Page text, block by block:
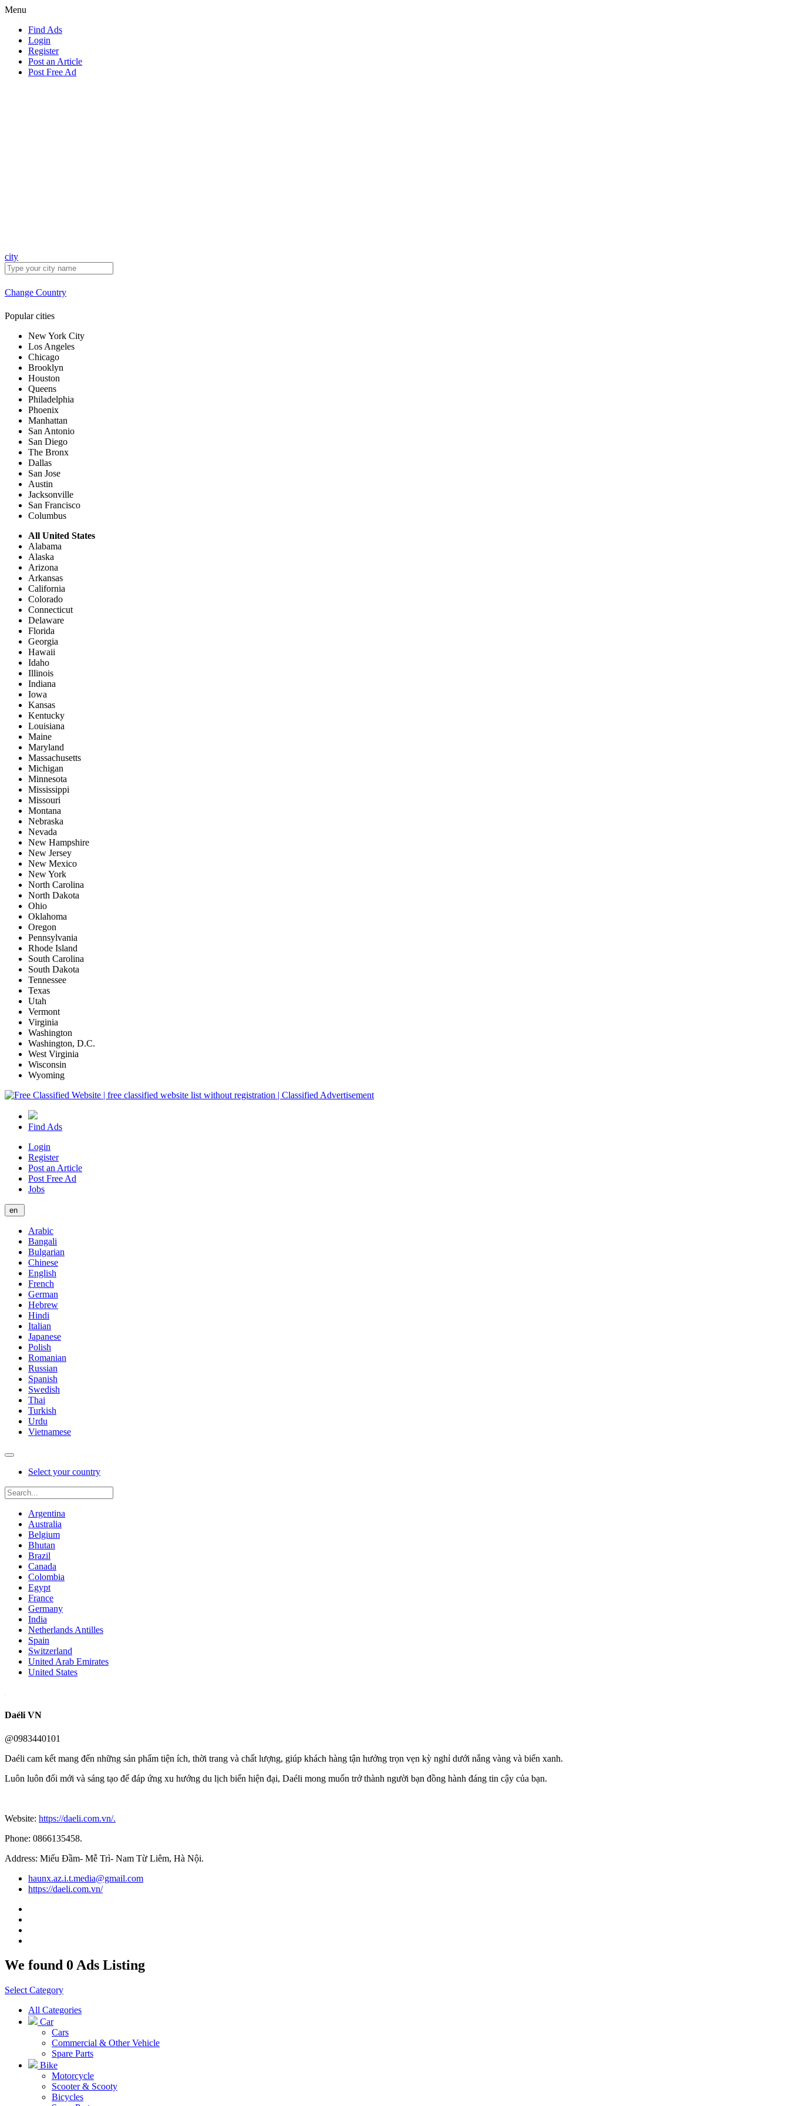
Menu
Find Ads
Login
Register
Post an Article
Post Free Ad
city
Change Country
Popular cities
New York City
Los Angeles
Chicago
Brooklyn
Houston
Queens
Philadelphia
Phoenix
Manhattan
San Antonio
San Diego
The Bronx
Dallas
San Jose
Austin
Jacksonville
San Francisco
Columbus
All United States
Alabama
Alaska
Arizona
Arkansas
California
Colorado
Connecticut
Delaware
Florida
Georgia
Hawaii
Idaho
Illinois
Indiana
Iowa
Kansas
Kentucky
Louisiana
Maine
Maryland
Massachusetts
Michigan
Minnesota
Mississippi
Missouri
Montana
Nebraska
Nevada
New Hampshire
New Jersey
New Mexico
New York
North Carolina
North Dakota
Ohio
Oklahoma
Oregon
Pennsylvania
Rhode Island
South Carolina
South Dakota
Tennessee
Texas
Utah
Vermont
Virginia
Washington
Washington, D.C.
West Virginia
Wisconsin
Wyoming
Find Ads
Login
Register
Post an Article
Post Free Ad
Jobs
en
Arabic
Bangali
Bulgarian
Chinese
English
French
German
Hebrew
Hindi
Italian
Japanese
Polish
Romanian
Russian
Spanish
Swedish
Thai
Turkish
Urdu
Vietnamese
Select your country
Argentina
Australia
Belgium
Bhutan
Brazil
Canada
Colombia
Egypt
France
Germany
India
Netherlands Antilles
Spain
Switzerland
United Arab Emirates
United States
Daéli VN
@0983440101
Daéli cam kết mang đến những sản phẩm tiện ích, thời trang và chất lượng, giúp khách hàng tận hưởng trọn vẹn kỳ nghỉ dưới nắng vàng và biển xanh.
Luôn luôn đổi mới và sáng tạo để đáp ứng xu hướng du lịch biển hiện đại, Daéli mong muốn trở thành người bạn đồng hành đáng tin cậy của bạn.
Website: https://daeli.com.vn/.
Phone: 0866135458.
Address: Miếu Đầm- Mễ Trì- Nam Từ Liêm, Hà Nội.
haunx.az.i.t.media@gmail.com
https://daeli.com.vn/
We found 0 Ads Listing
Select Category
All Categories
Car
Cars
Commercial & Other Vehicle
Spare Parts
Bike
Motorcycle
Scooter & Scooty
Bicycles